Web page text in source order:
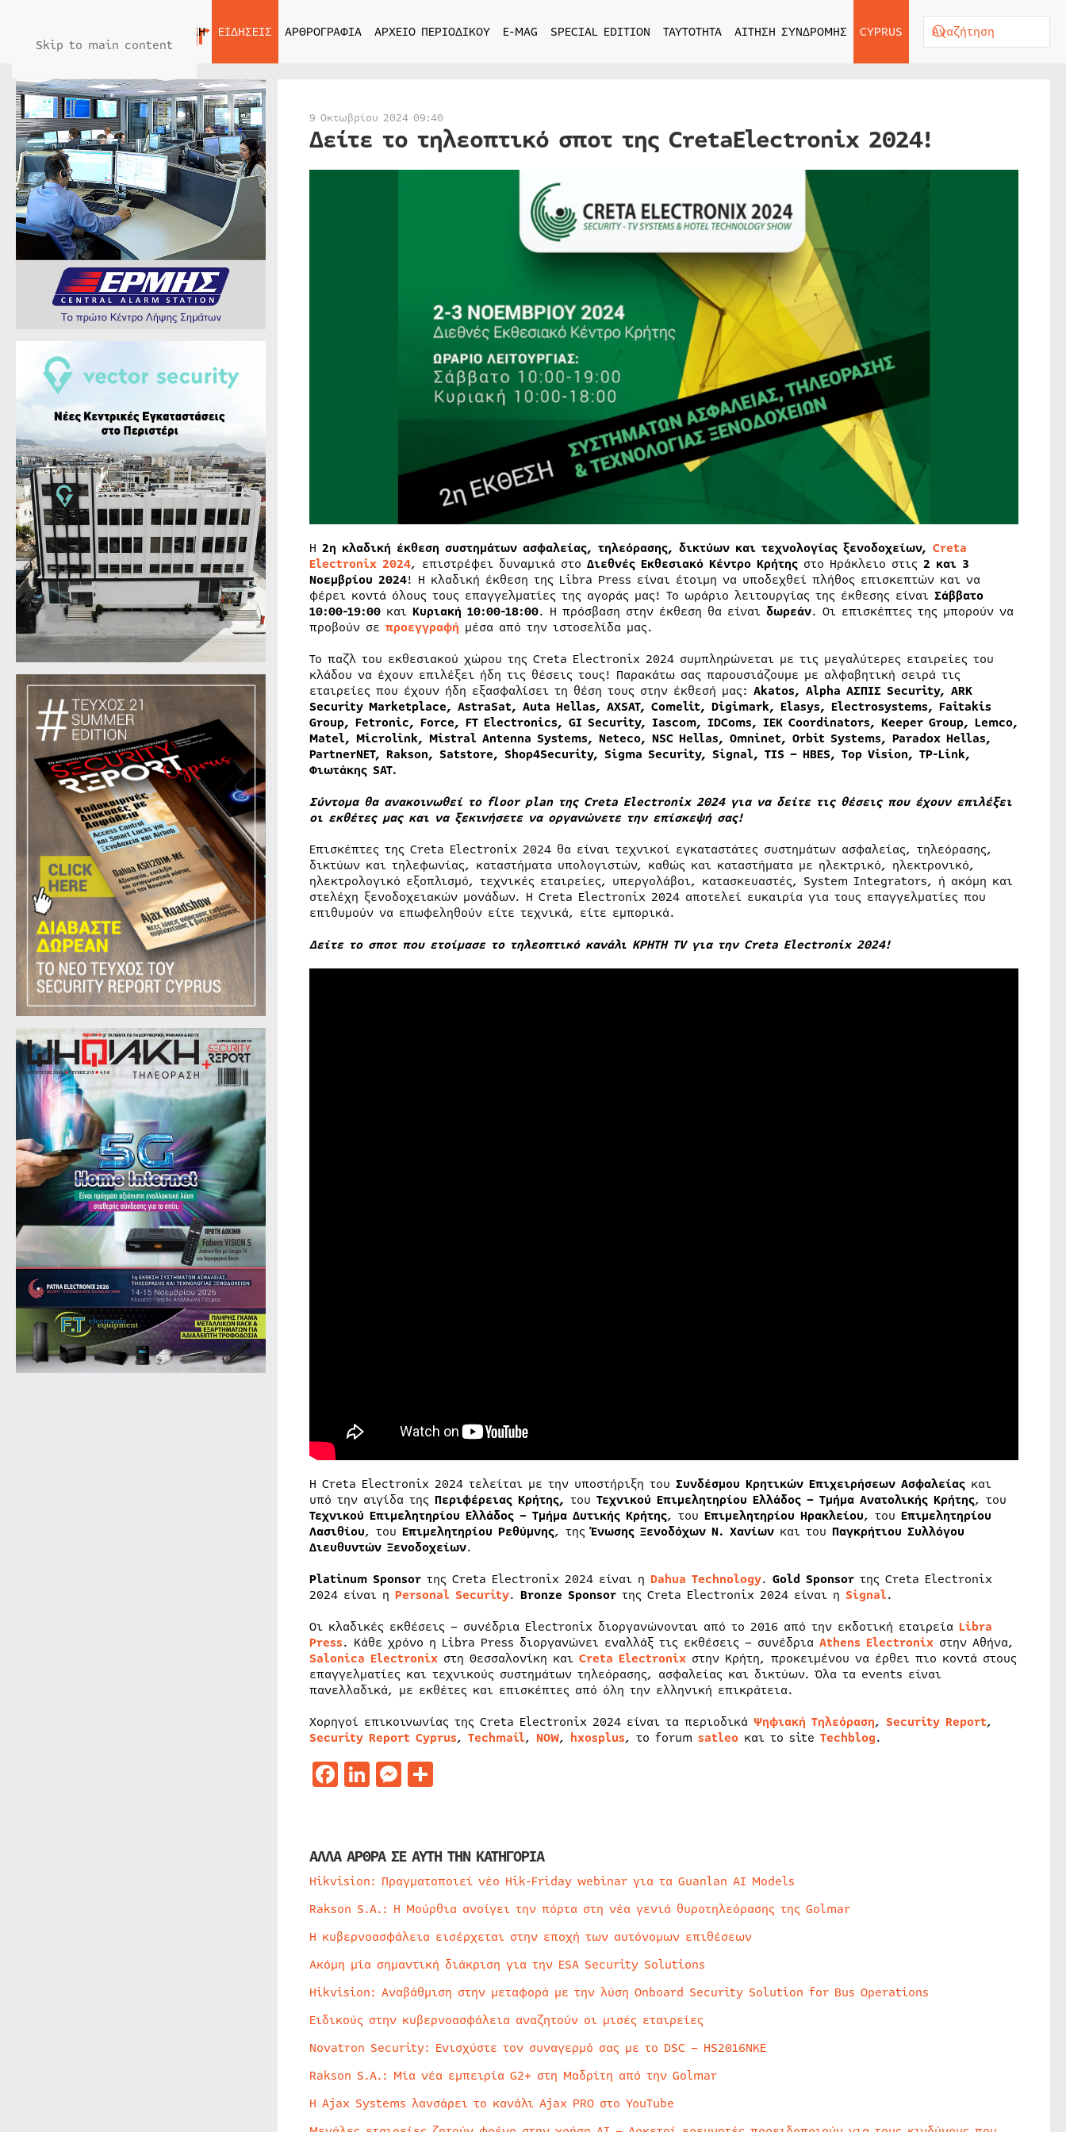
Skip to main content
ΑΡΧΙΚΗ ΕΙΔΗΣΕΙΣ ΑΡΘΡΟΓΡΑΦΙΑ ΑΡΧΕΙΟ ΠΕΡΙΟΔΙΚΟΥ E-MAG SPECIAL EDITION ΤΑΥΤΟΤΗΤΑ ΑΙΤΗΣΗ ΣΥΝΔΡΟΜΗΣ CYPRUS
9 Οκτωβρίου 2024 09:40
Δείτε το τηλεοπτικό σποτ της CretaElectronix 2024!
Η 2η κλαδική έκθεση συστημάτων ασφαλείας, τηλεόρασης, δικτύων και τεχνολογίας ξενοδοχείων, Creta
Electronix 2024, επιστρέφει δυναμικά στο Διεθνές Εκθεσιακό Κέντρο Κρήτηςστο Ηράκλειο στις 2 και 3
Νοεμβρίου 2024! Η κλαδική έκθεση της Libra Press είναι έτοιμη να υποδεχθεί πλήθος επισκεπτών και να
φέρει κοντά όλους τους επαγγελματίες της αγοράς μας! Το ωράριο λειτουργίας της έκθεσης είναι Σάββατο
10:00-19:00και Κυριακή 10:00-18:00. Η πρόσβαση στην έκθεση θα είναι δωρεάν. Οι επισκέπτες της μπορούν να
προβούν σε προεγγραφή μέσα από την ιστοσελίδα μας.
Το παζλ του εκθεσιακού χώρου της Creta Electronix 2024 συμπληρώνεται με τις μεγαλύτερες εταιρείες του
κλάδου να έχουν επιλέξει ήδη τις θέσεις τους! Παρακάτω σας παρουσιάζουμε με αλφαβητική σειρά τις
εταιρείες που έχουν ήδη εξασφαλίσει τη θέση τους στην έκθεσή μας: Akatos, Alpha ΑΣΠΙΣSecurity, ARK
Security Marketplace, AstraSat, Auta Hellas, AXSAT, Comelit, Digimark, Elasys, Electrosystems, Faitakis
Group, Fetronic, Force, FT Electronics, GI Security, Iascom, IDComs, IEK Coordinators, Keeper Group, Lemco,
Matel, Microlink, Mistral Antenna Systems, Neteco, NSC Hellas, Omninet, Orbit Systems, Paradox Hellas,
PartnerNET, Rakson, Satstore, Shop4Security, Sigma Security, Signal, TIS – HBES, Top Vision, TP-Link,
ΦιωτάκηςSAT.
Σύντομα θα ανακοινωθεί το floor plan της Creta Electronix 2024 για να δείτε τις θέσεις που έχουν επιλέξει
οι εκθέτες μας και να ξεκινήσετε να οργανώνετε την επίσκεψή σας!
Επισκέπτες της Creta Electronix 2024 θα είναι τεχνικοί εγκαταστάτες συστημάτων ασφαλείας, τηλεόρασης,
δικτύων και τηλεφωνίας, καταστήματα υπολογιστών, καθώς και καταστήματα με ηλεκτρικό, ηλεκτρονικό,
ηλεκτρολογικό εξοπλισμό, τεχνικές εταιρείες, υπεργολάβοι, κατασκευαστές, System Integrators, ή ακόμη και
στελέχη ξενοδοχειακών μονάδων. Η Creta Electronix 2024 αποτελεί ευκαιρία για τους επαγγελματίες που
επιθυμούν να επωφεληθούν είτε τεχνικά, είτε εμπορικά.
Δείτε το σποτ που ετοίμασε το τηλεοπτικό κανάλι ΚΡΗΤΗ TV για την Creta Electronix 2024!
Η Creta Electronix 2024 τελείται με την υποστήριξη του Συνδέσμου Κρητικών Επιχειρήσεων Ασφαλείαςκαι
υπό την αιγίδα της Περιφέρειας Κρήτης, του Τεχνικού Επιμελητηρίου Ελλάδος – Τμήμα Ανατολικής Κρήτης, του
Τεχνικού Επιμελητηρίου Ελλάδος – Τμήμα Δυτικής Κρήτης, του Επιμελητηρίου Ηρακλείου, του Επιμελητηρίου
Λασιθίου, του Επιμελητηρίου Ρεθύμνης, τηςΈνωσης Ξενοδόχων Ν. Χανίωνκαι του Παγκρήτιου Συλλόγου
Διευθυντών Ξενοδοχείων.
Platinum Sponsorτης Creta Electronix 2024 είναι η Dahua Technology. Gold Sponsorτης Creta Electronix
2024 είναι η Personal Security. Bronze Sponsorτης Creta Electronix 2024 είναι η Signal.
Οι κλαδικές εκθέσεις – συνέδρια Electronix διοργανώνονται από το 2016 από την εκδοτική εταιρεία Libra
Press. Κάθε χρόνο η Libra Press διοργανώνει εναλλάξ τις εκθέσεις – συνέδρια Athens Electronixστην Αθήνα,
Salonica Electronixστη Θεσσαλονίκη και Creta Electronixστην Κρήτη, προκειμένου να έρθει πιο κοντά στους
επαγγελματίες και τεχνικούς συστημάτων τηλεόρασης, ασφαλείας και δικτύων. Όλα τα events είναι
πανελλαδικά, με εκθέτες και επισκέπτες από όλη την ελληνική επικράτεια.
Χορηγοί επικοινωνίας της Creta Electronix 2024 είναι τα περιοδικά Ψηφιακή Τηλεόραση, Security Report,
Security Report Cyprus, Techmail, NOW, hxosplus, τo forum satleoκαι το site Techblog.
Facebook
LinkedIn
Messenger
Μοιραστείτε
ΑΛΛΑ ΑΡΘΡΑ ΣΕ ΑΥΤΗ ΤΗΝ ΚΑΤΗΓΟΡΙΑ
Hikvision: Πραγματοποιεί νέο Hik-Friday webinar για τα Guanlan AI Models
Rakson S.A.: Η Μούρθια ανοίγει την πόρτα στη νέα γενιά θυροτηλεόρασης της Golmar
Η κυβερνοασφάλεια εισέρχεται στην εποχή των αυτόνομων επιθέσεων
Ακόμη μία σημαντική διάκριση για την ESA Security Solutions
Hikvision: Αναβάθμιση στην μεταφορά με την λύση Onboard Security Solution for Bus Operations
Ειδικούς στην κυβερνοασφάλεια αναζητούν οι μισές εταιρείες
Novatron Security: Ενισχύστε τον συναγερμό σας με το DSC – HS2016NKE
Rakson S.A.: Μία νέα εμπειρία G2+ στη Μαδρίτη από την Golmar
Η Ajax Systems λανσάρει το κανάλι Ajax PRO στο YouTube